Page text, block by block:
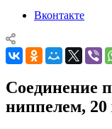
Вконтакте
Соединение
ниппелем,